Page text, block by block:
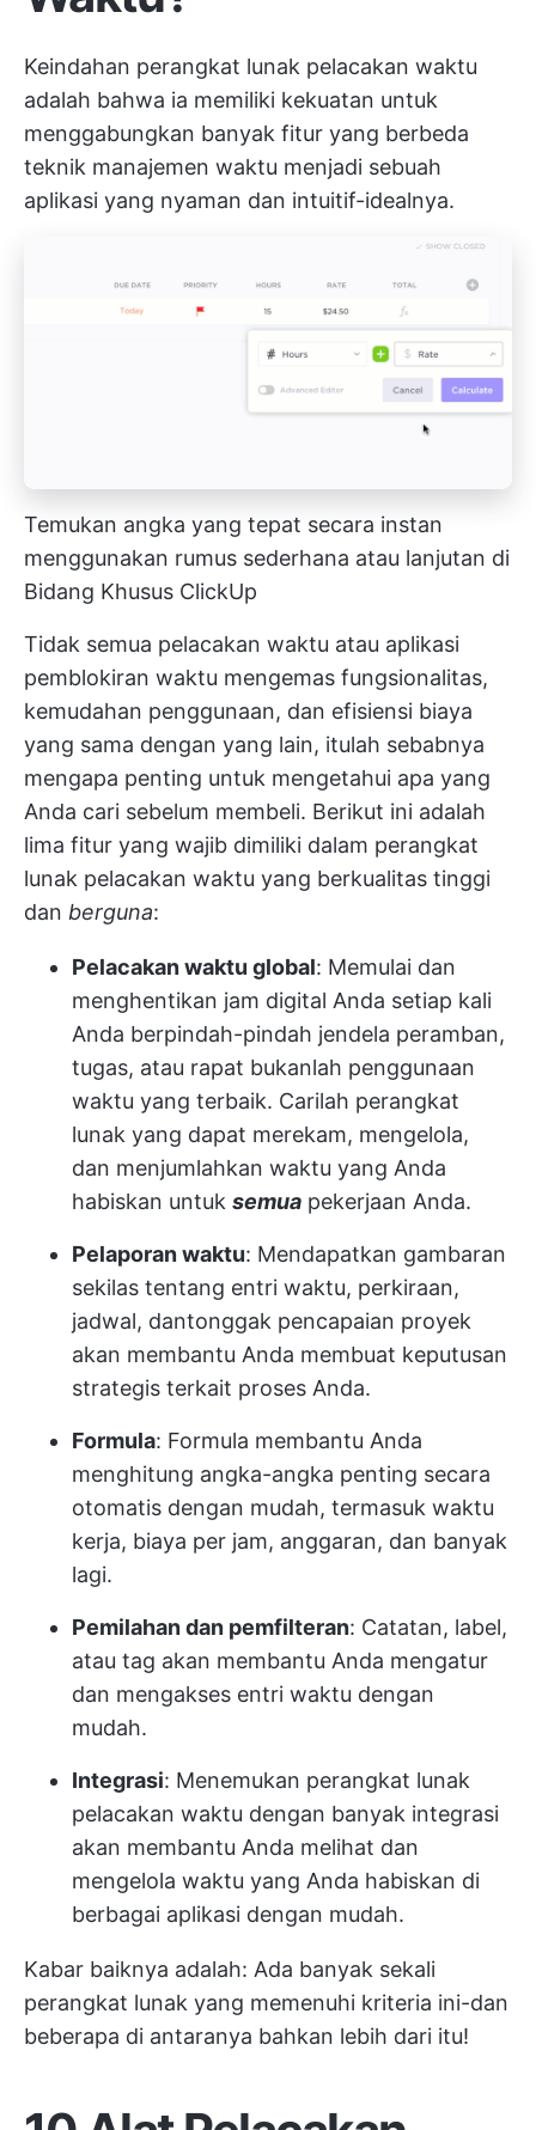
Keindahan perangkat lunak pelacakan waktu
adalah bahwa ia memiliki kekuatan untuk
menggabungkan banyak fitur yang berbeda
teknik manajemen waktu menjadi sebuah
aplikasi yang nyaman dan intuitif-idealnya.
Temukan angka yang tepat secara instan
menggunakan rumus sederhana atau lanjutan di
Bidang Khusus ClickUp
Tidak semua pelacakan waktu atau aplikasi
pemblokiran waktu mengemas fungsionalitas,
kemudahan penggunaan, dan efisiensi biaya
yang sama dengan yang lain, itulah sebabnya
mengapa penting untuk mengetahui apa yang
Anda cari sebelum membeli. Berikut ini adalah
lima fitur yang wajib dimiliki dalam perangkat
lunak pelacakan waktu yang berkualitas tinggi
dan berguna:
Pelacakan waktu global: Memulai dan
menghentikan jam digital Anda setiap kali
Anda berpindah-pindah jendela peramban,
tugas, atau rapat bukanlah penggunaan
waktu yang terbaik. Carilah perangkat
lunak yang dapat merekam, mengelola,
dan menjumlahkan waktu yang Anda
habiskan untuk semua pekerjaan Anda.
Pelaporan waktu: Mendapatkan gambaran
sekilas tentang entri waktu, perkiraan,
jadwal, dantonggak pencapaian proyek
akan membantu Anda membuat keputusan
strategis terkait proses Anda.
Formula: Formula membantu Anda
menghitung angka-angka penting secara
otomatis dengan mudah, termasuk waktu
kerja, biaya per jam, anggaran, dan banyak
lagi.
Pemilahan dan pemfilteran: Catatan, label,
atau tag akan membantu Anda mengatur
dan mengakses entri waktu dengan
mudah.
Integrasi: Menemukan perangkat lunak
pelacakan waktu dengan banyak integrasi
akan membantu Anda melihat dan
mengelola waktu yang Anda habiskan di
berbagai aplikasi dengan mudah.
Kabar baiknya adalah: Ada banyak sekali
perangkat lunak yang memenuhi kriteria ini-dan
beberapa di antaranya bahkan lebih dari itu!